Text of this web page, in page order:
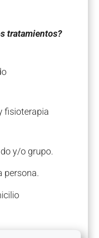
tratamientos?
fisioterapia
y/o grupo.
persona.